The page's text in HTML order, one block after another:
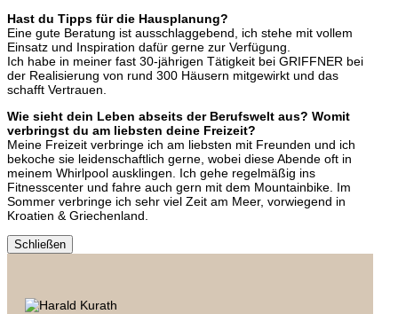
Hast du Tipps für die Hausplanung?
Eine gute Beratung ist ausschlaggebend, ich stehe mit vollem
Einsatz und Inspiration dafür gerne zur Verfügung.
Ich habe in meiner fast 30-jährigen Tätigkeit bei GRIFFNER bei
der Realisierung von rund 300 Häusern mitgewirkt und das
schafft Vertrauen.
Wie sieht dein Leben abseits der Berufswelt aus? Womit
verbringst du am liebsten deine Freizeit?
Meine Freizeit verbringe ich am liebsten mit Freunden und ich
bekoche sie leidenschaftlich gerne, wobei diese Abende oft in
meinem Whirlpool ausklingen. Ich gehe regelmäßig ins
Fitnesscenter und fahre auch gern mit dem Mountainbike. Im
Sommer verbringe ich sehr viel Zeit am Meer, vorwiegend in
Kroatien & Griechenland.
Schließen